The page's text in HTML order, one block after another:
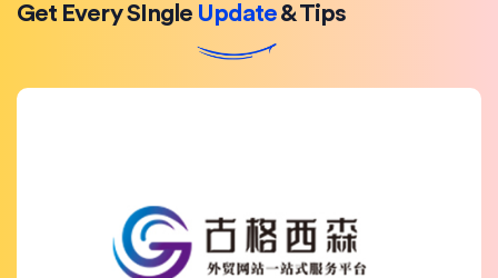
Get Every SIngle Update& Tips